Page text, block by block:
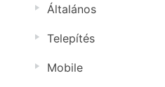
Általános
Telepítés
Mobile